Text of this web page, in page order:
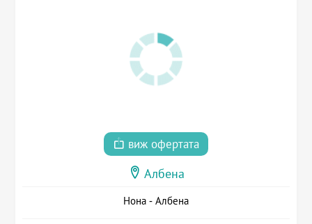
виж офертата
Албена
Нона - Албена